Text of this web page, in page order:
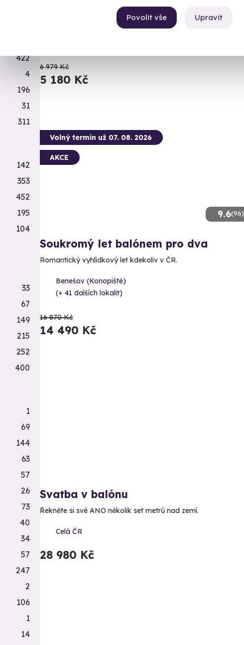
Upravit
Povolit vše
Vychutnejte si tento jedinečný vzdušný zážitek společně!
Benešov (Konopiště)
6 979 Kč
5 180 Kč
9.6(96)
Volný termín už 07. 08. 2026
AKCE
Soukromý let balónem pro dva
Romantický vyhlídkový let kdekoliv v ČR.
Benešov (Konopiště)
(+ 41 dalších lokalit)
16 870 Kč
14 490 Kč
Svatba v balónu
Řekněte si své ANO několik set metrů nad zemí.
Celá ČR
28 980 Kč
422
4
196
31
311
142
353
452
195
104
33
67
149
215
252
400
1
69
144
63
57
26
73
40
34
57
247
2
106
1
14